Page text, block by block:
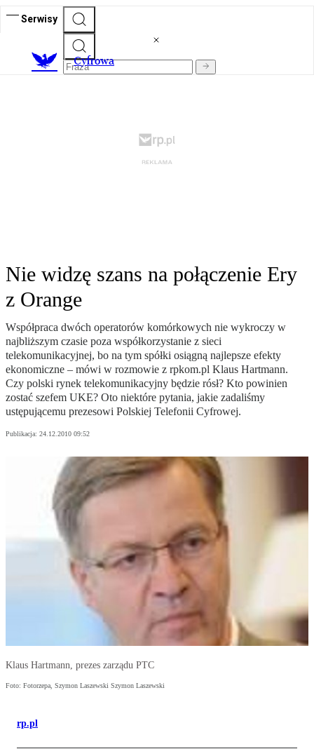
Serwisy
Cyfrowa
Nie widzę szans na połączenie Ery
z Orange
Współpraca dwóch operatorów komórkowych nie wykroczy w
najbliższym czasie poza współkorzystanie z sieci
telekomunikacyjnej, bo na tym spółki osiągną najlepsze efekty
ekonomiczne – mówi w rozmowie z rpkom.pl Klaus Hartmann.
Czy polski rynek telekomunikacyjny będzie rósł? Kto powinien
zostać szefem UKE? Oto niektóre pytania, jakie zadaliśmy
ustępującemu prezesowi Polskiej Telefonii Cyfrowej.
Publikacja: 24.12.2010 09:52
Klaus Hartmann, prezes zarządu PTC
Foto: Fotorzepa, Szymon Laszewski Szymon Laszewski
rp.pl